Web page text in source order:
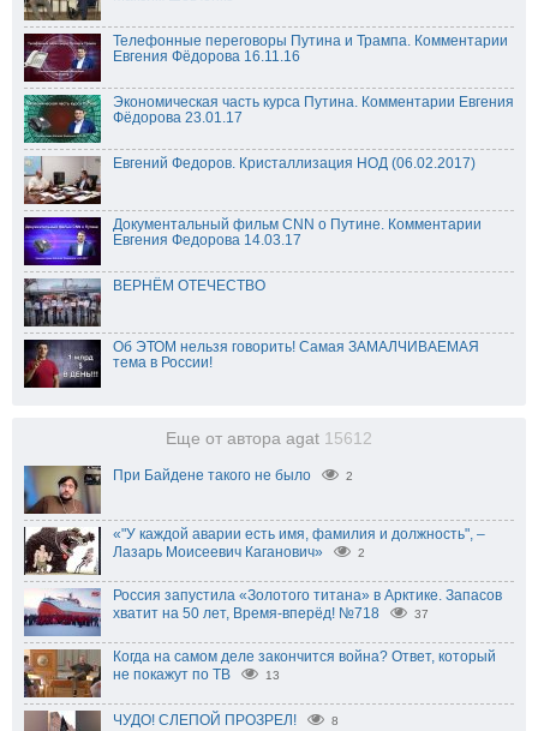
Телефонные переговоры Путина и Трампа. Комментарии
Евгения Фёдорова 16.11.16
Экономическая часть курса Путина. Комментарии Евгения
Фёдорова 23.01.17
Евгений Федоров. Кристаллизация НОД (06.02.2017)
Документальный фильм CNN о Путине. Комментарии
Евгения Федорова 14.03.17
ВЕРНЁМ ОТЕЧЕСТВО
Об ЭТОМ нельзя говорить! Самая ЗАМАЛЧИВАЕМАЯ
тема в России!
Еще от автора agat 15612
При Байдене такого не было 2
«"У каждой аварии есть имя, фамилия и должность", –
Лазарь Моисеевич Каганович»
2
Россия запустила «Золотого титана» в Арктике. Запасов
хватит на 50 лет, Время-вперёд! №718
37
Когда на самом деле закончится война? Ответ, который
не покажут по ТВ
13
ЧУДО! СЛЕПОЙ ПРОЗРЕЛ! 8